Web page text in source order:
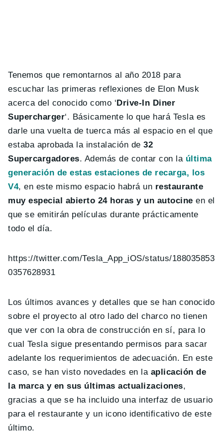
Tenemos que remontarnos al año 2018 para
escuchar las primeras reflexiones de Elon Musk
acerca del conocido como ‘ Drive-In Diner
Supercharger‘. Básicamente lo que hará Tesla es
darle una vuelta de tuerca más al espacio en el que
estaba aprobada la instalación de32
Supercargadores. Además de contar con la última
generación de estas estaciones de recarga, los
V4, en este mismo espacio habrá un restaurante
muy especial abierto 24 horas y un autocine en el
que se emitirán películas durante prácticamente
todo el día.
https://twitter.com/Tesla_App_iOS/status/188035853
0357628931
Los últimos avances y detalles que se han conocido
sobre el proyecto al otro lado del charco no tienen
que ver con la obra de construcción en sí, para lo
cual Tesla sigue presentando permisos para sacar
adelante los requerimientos de adecuación. En este
caso, se han visto novedades en la aplicación de
la marca y en sus últimas actualizaciones,
gracias a que se ha incluido una interfaz de usuario
para el restaurante y un icono identificativo de este
último.